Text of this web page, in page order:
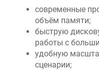
современные
объём памяти;
быструю
работы с
удобную
сценарии;